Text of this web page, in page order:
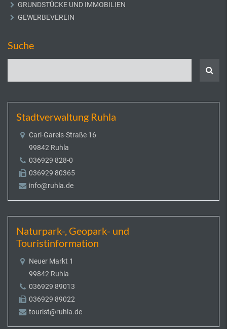
GRUNDSTÜCKE UND IMMOBILIEN
GEWERBEVEREIN
Suche
Stadtverwaltung Ruhla
Carl-Gareis-Straße 16
99842 Ruhla
036929 828-0
036929 80365
info@ruhla.de
Naturpark-, Geopark- und
Touristinformation
Neuer Markt 1
99842 Ruhla
036929 89013
036929 89022
tourist@ruhla.de